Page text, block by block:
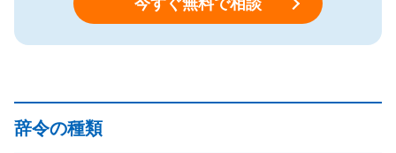
今すぐ無料で相談
辞令の種類